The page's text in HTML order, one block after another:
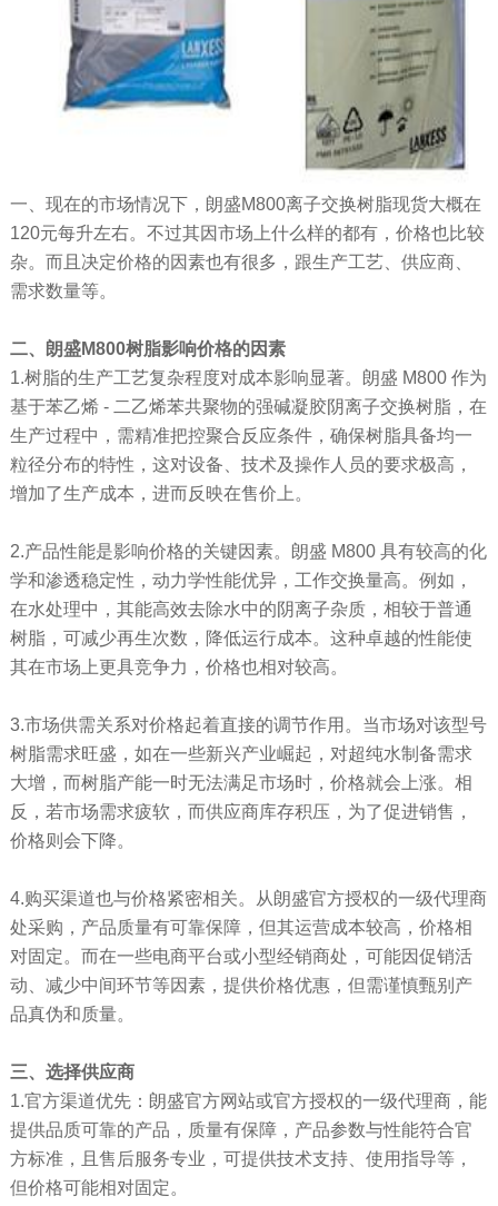
一、现在的市场情况下，朗盛M800离子交换树脂现货大概在
120元每升左右。不过其因市场上什么样的都有，价格也比较
杂。而且决定价格的因素也有很多，跟生产工艺、供应商、
需求数量等。
二、朗盛M800树脂影响价格的因素
1.树脂的生产工艺复杂程度对成本影响显著。朗盛 M800 作为
基于苯乙烯 - 二乙烯苯共聚物的强碱凝胶阴离子交换树脂，在
生产过程中，需精准把控聚合反应条件，确保树脂具备均一
粒径分布的特性，这对设备、技术及操作人员的要求极高，
增加了生产成本，进而反映在售价上。
2.产品性能是影响价格的关键因素。朗盛 M800 具有较高的化
学和渗透稳定性，动力学性能优异，工作交换量高。例如，
在水处理中，其能高效去除水中的阴离子杂质，相较于普通
树脂，可减少再生次数，降低运行成本。这种卓越的性能使
其在市场上更具竞争力，价格也相对较高。
3.市场供需关系对价格起着直接的调节作用。当市场对该型号
树脂需求旺盛，如在一些新兴产业崛起，对超纯水制备需求
大增，而树脂产能一时无法满足市场时，价格就会上涨。相
反，若市场需求疲软，而供应商库存积压，为了促进销售，
价格则会下降。
4.购买渠道也与价格紧密相关。从朗盛官方授权的一级代理商
处采购，产品质量有可靠保障，但其运营成本较高，价格相
对固定。而在一些电商平台或小型经销商处，可能因促销活
动、减少中间环节等因素，提供价格优惠，但需谨慎甄别产
品真伪和质量。
三、选择供应商
1.官方渠道优先：朗盛官方网站或官方授权的一级代理商，能
提供品质可靠的产品，质量有保障，产品参数与性能符合官
方标准，且售后服务专业，可提供技术支持、使用指导等，
但价格可能相对固定。